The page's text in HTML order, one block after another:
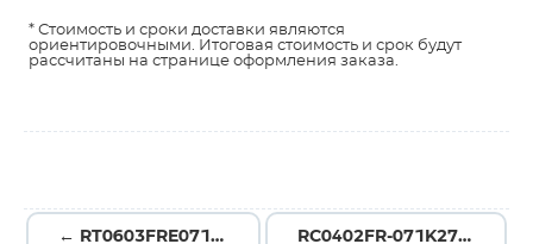
* Стоимость и сроки доставки являются
ориентировочными. Итоговая стоимость и срок будут
рассчитаны на странице оформления заказа.
← RT0603FRE071K8L RC0402FR-071K27L →